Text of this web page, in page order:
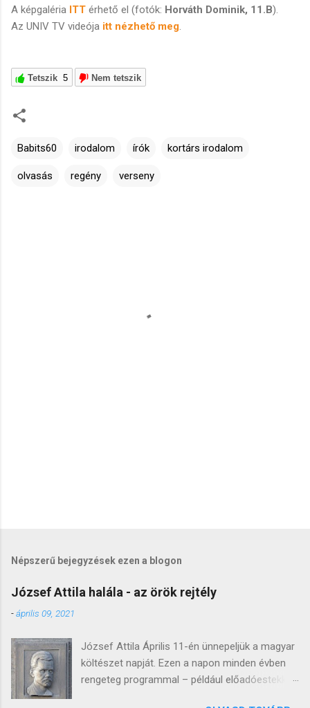
A képgaléria ITT érhető el (fotók: Horváth Dominik, 11.B).
Az UNIV TV videója itt nézhető meg.
Tetszik 5 Nem tetszik
Babits60 irodalom írók kortárs irodalom
olvasás regény verseny
Népszerű bejegyzések ezen a blogon
József Attila halála - az örök rejtély
-április 09, 2021
József Attila Április 11-én ünnepeljük a magyar
költészet napját. Ezen a napon minden évben
rengeteg programmal – például előadóestekkel,